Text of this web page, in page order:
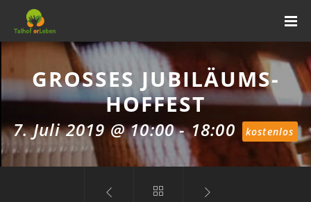
GROSSES JUBILÄUMS-H
OFFEST
7. Juli 2019 @ 10:00-18:00 kostenlos